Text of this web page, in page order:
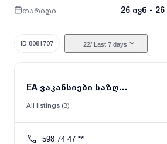
თარიღი 26 ივნ -
ID 8081707 22/ Last 7 days
EA ვაკანსიები საზღვარგარეთ
All listings (3)
598 74 47 **